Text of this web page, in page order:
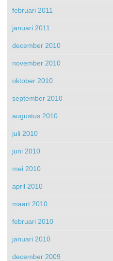
februari 2011
januari 2011
december 2010
november 2010
oktober 2010
september 2010
augustus 2010
juli 2010
juni 2010
mei 2010
april 2010
maart 2010
februari 2010
januari 2010
december 2009